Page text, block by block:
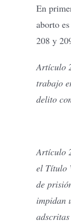
En
aborto
208 y
Artículo
trabajo
delito
Artículo
el Título
de
impidan